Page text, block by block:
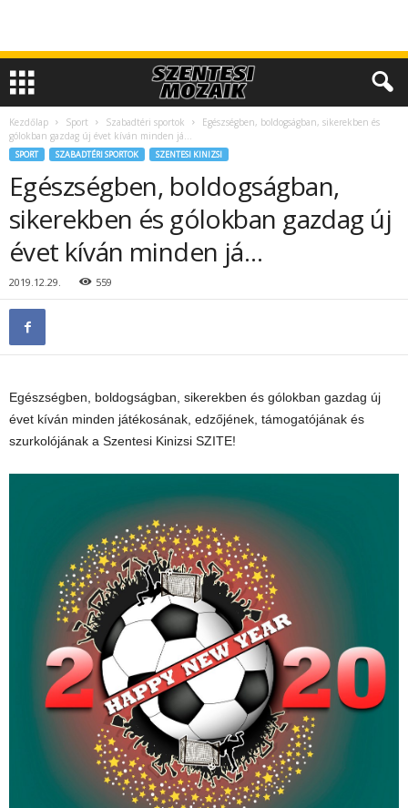
Kezdőlap Sport Szabadtéri sportok
Egészségben, boldogságban, sikerekben és
gólokban gazdag új évet kíván minden já…
SPORT SZABADTÉRI SPORTOK SZENTESI KINIZSI
Egészségben, boldogságban,
sikerekben és gólokban gazdag új
évet kíván minden já…
2019.12.29. 559
Egészségben, boldogságban, sikerekben és gólokban gazdag új
évet kíván minden játékosának, edzőjének, támogatójának és
szurkolójának a Szentesi Kinizsi SZITE!